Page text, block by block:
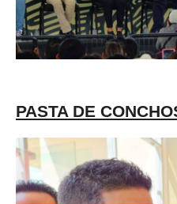
PASTA DE